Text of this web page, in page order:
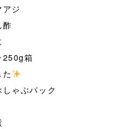
アジ
酢
250g箱
ゃぶパック